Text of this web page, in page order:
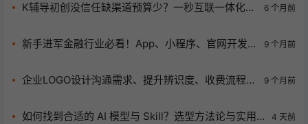
K辅导初创没信任缺渠道预算少？一秒互联一体化服
6 个月前
新手进军金融行业必看！App、小程序、官网开发
9 个月前
企业LOGO设计沟通需求、提升辨识度、收费流程全
9 个月前
如何找到合适的 AI 模型与 Skill？选型方法论与实用
4 天前